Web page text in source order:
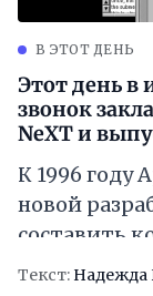
В ЭТОТ ДЕНЬ
Этот день в
звонок
NeXT и
К 1996 году
новой
составить
Текст: Надежда